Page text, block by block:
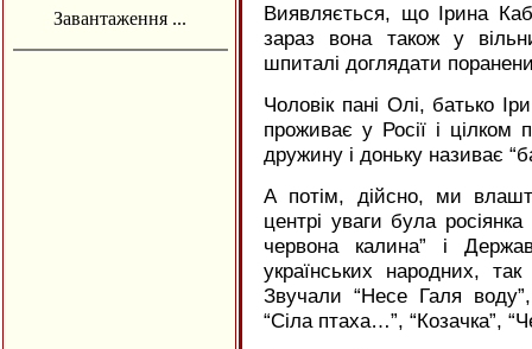
Завантаження ...
Виявляється, що Ірина
зараз вона також у
шпиталі доглядати
Чоловік пані Олі, батько
проживає у Росії і цілком
дружину і доньку називає
А потім, дійсно, ми
центрі уваги була
червона калина” і
українських народних,
Звучали “Несе Галя
“Сіла птаха…”, “Козачка”,